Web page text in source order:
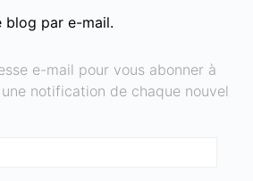
blog par e-mail.
e-mail pour vous abonner à
notification de chaque nouvel